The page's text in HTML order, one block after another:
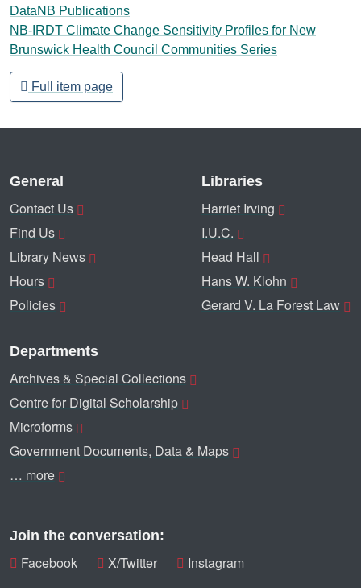
DataNB Publications
NB-IRDT Climate Change Sensitivity Profiles for New
Brunswick Health Council Communities Series
Full item page
General
Contact Us
Find Us
Library News
Hours
Policies
Libraries
Harriet Irving
I.U.C.
Head Hall
Hans W. Klohn
Gerard V. La Forest Law
Departments
Archives & Special Collections
Centre for Digital Scholarship
Microforms
Government Documents, Data & Maps
… more
Join the conversation:
Facebook X/Twitter Instagram